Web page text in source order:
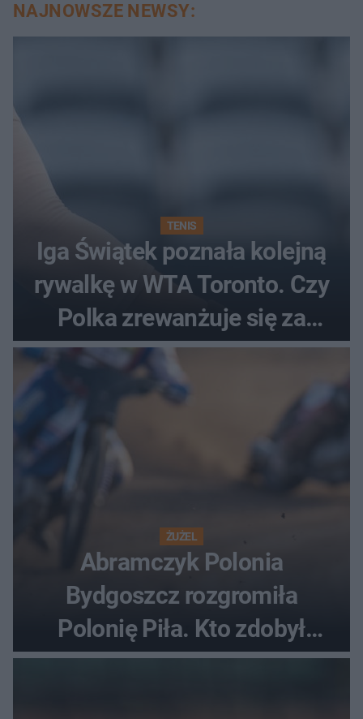
NAJNOWSZE NEWSY:
TENIS
Iga Świątek poznała kolejną
rywalkę w WTA Toronto. Czy
Polka zrewanżuje się za
ostatnią porażkę?
ŻUŻEL
Abramczyk Polonia
Bydgoszcz rozgromiła
Polonię Piła. Kto zdobył
najwięcej punktów?